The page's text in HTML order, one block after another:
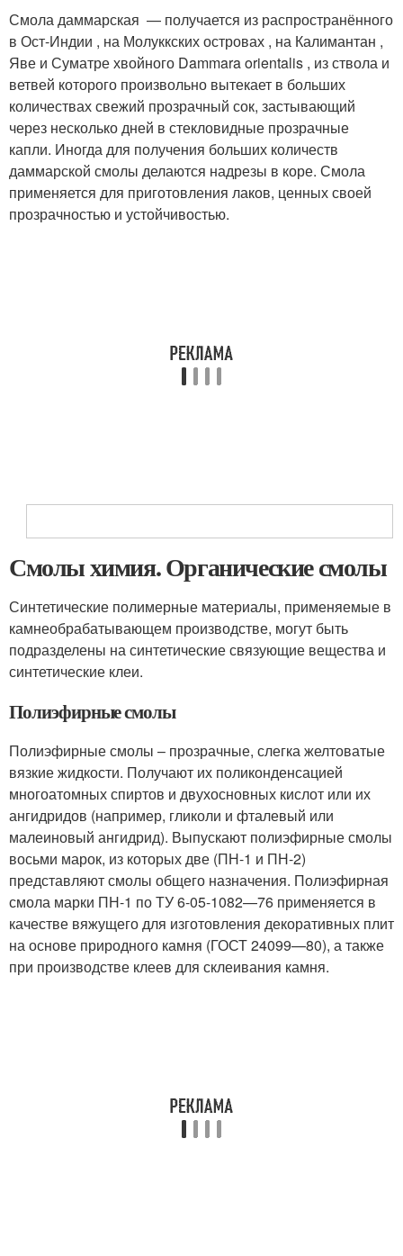
Смола даммарская — получается из распространённого
в Ост-Индии , на Молуккских островах , на Калимантан ,
Яве и Суматре хвойного Dammara orientalis , из ствола и
ветвей которого произвольно вытекает в больших
количествах свежий прозрачный сок, застывающий
через несколько дней в стекловидные прозрачные
капли. Иногда для получения больших количеств
даммарской смолы делаются надрезы в коре. Смола
применяется для приготовления лаков, ценных своей
прозрачностью и устойчивостью.
Смолы химия. Органические смолы
Синтетические полимерные материалы, применяемые в
камнеобрабатывающем производстве, могут быть
подразделены на синтетические связующие вещества и
синтетические клеи.
Полиэфирные смолы
Полиэфирные смолы – прозрачные, слегка желтоватые
вязкие жидкости. Получают их поликонденсацией
многоатомных спиртов и двухосновных кислот или их
ангидридов (например, гликоли и фталевый или
малеиновый ангидрид). Выпускают полиэфирные смолы
восьми марок, из которых две (ПН-1 и ПН-2)
представляют смолы общего назначения. Полиэфирная
смола марки ПН-1 по ТУ 6-05-1082—76 применяется в
качестве вяжущего для изготовления декоративных плит
на основе природного камня (ГОСТ 24099—80), а также
при производстве клеев для склеивания камня.